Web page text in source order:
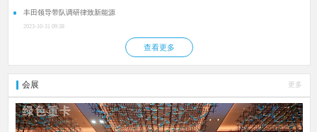
丰田领导带队调研律致新能源
2023-10-31 09:38
查看更多
会展 更多